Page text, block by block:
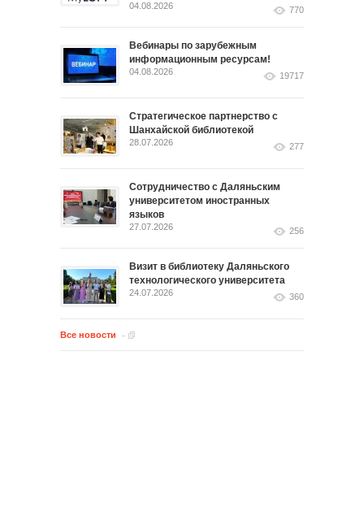
04.08.2026 770
Вебинары по зарубежным
информационным ресурсам!
04.08.2026 19717
Стратегическое партнерство с
Шанхайской библиотекой
28.07.2026 277
Сотрудничество с Даляньским
университетом иностранных
языков
27.07.2026 256
Визит в библиотеку Даляньского
технологического университета
24.07.2026 360
Все новости